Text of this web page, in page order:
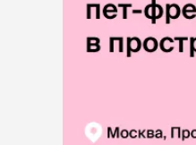
магазины
ветцентры